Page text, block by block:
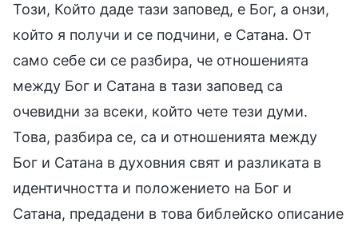
Този, Който даде тази заповед, е Бог, а онзи,
който я получи и се подчини, е Сатана. От
само себе си се разбира, че отношенията
между Бог и Сатана в тази заповед са
очевидни за всеки, който чете тези думи.
Това, разбира се, са и отношенията между
Бог и Сатана в духовния свят и разликата в
идентичността и положението на Бог и
Сатана, предадени в това библейско описание